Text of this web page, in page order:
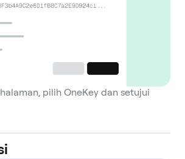
pilih OneKey dan setujui